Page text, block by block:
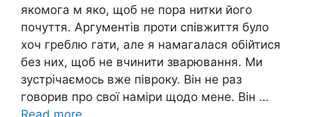
якомога м яко, щоб не пора нитки його
почуття. Аргументів проти співжиття було
хоч греблю гати, але я намагалася обійтися
без них, щоб не вчинити зварювання. Ми
зустрічаємось вже півроку. Він не раз
говорив про свої наміри щодо мене. Він …
Read more